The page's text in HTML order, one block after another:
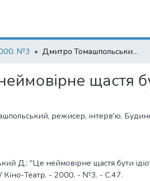
№3 Дмитро Томашпольський: "Це неймовірне щастя бути ідіотом..."
щастя
, режисер, інтерв'ю,
Д.: "Це неймовірне щастя бути
Кіно-Театр. - 2000. - №3. - С.47.